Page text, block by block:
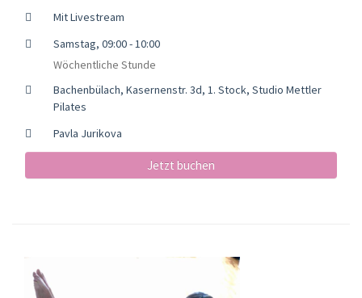
Mit Livestream
Samstag, 09:00 - 10:00
Wöchentliche Stunde
Bachenbülach, Kasernenstr. 3d, 1. Stock, Studio Mettler
Pilates
Pavla Jurikova
Jetzt buchen